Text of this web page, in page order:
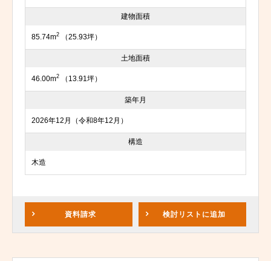
建物面積
85.74m2 （25.93坪）
土地面積
46.00m2 （13.91坪）
築年月
2026年12月（令和8年12月）
構造
木造
資料請求 検討リスト に追加